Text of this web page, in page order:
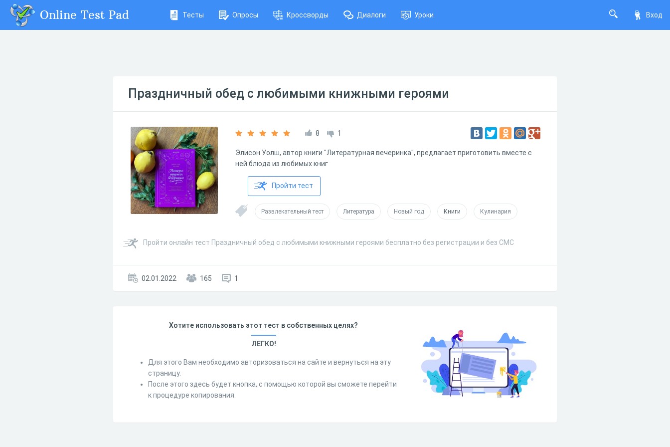
Вход
Online Test Pad Тесты Опросы Кроссворды Диалоги Уроки
Праздничный обед c любимыми книжными героями
8 1
Элисон Уолш, автор книги "Литературная вечеринка", предлагает приготовить вместе с
ней блюда из любимых книг
Пройти тест
Развлекательный тест Литература Новый год Книги Кулинария
Пройти онлайн тест Праздничный обед c любимыми книжными героями бесплатно без регистрации и без СМС
02.01.2022 165 1
Хотите использовать этот тест в собственных целях?
ЛЕГКО!
Для этого Вам необходимо авторизоваться на сайте и вернуться на эту
страницу.
После этого здесь будет кнопка, с помощью которой вы сможете перейти
к процедуре копирования.